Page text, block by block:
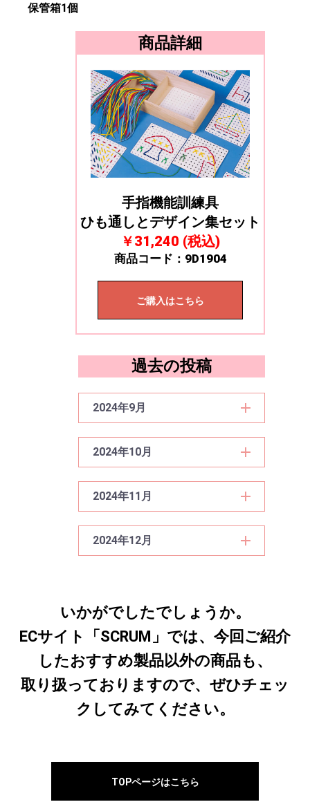
保管箱1個
商品詳細
手指機能訓練具
ひも通しとデザイン集セット
￥31,240 (税込)
商品コード：9D1904
ご購入はこちら
過去の投稿
2024年9月
2024年10月
2024年11月
2024年12月
いかがでしたでしょうか。
ECサイト「SCRUM」では、今回ご紹介
したおすすめ製品以外の商品も、
取り扱っておりますので、ぜひチェッ
クしてみてください。
TOPページはこちら